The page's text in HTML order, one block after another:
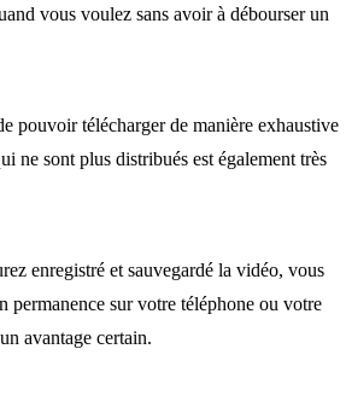
vous voulez sans avoir à débourser un
pouvoir télécharger de manière exhaustive
ne sont plus distribués est également très
enregistré et sauvegardé la vidéo, vous
permanence sur votre téléphone ou votre
avantage certain.